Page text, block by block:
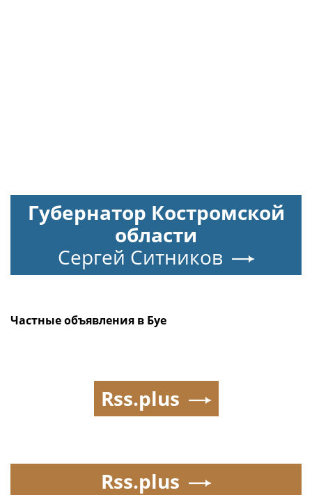
Губернатор Костромской
области
Сергей Ситников
Частные объявления в Буе
Rss.plus
Rss.plus